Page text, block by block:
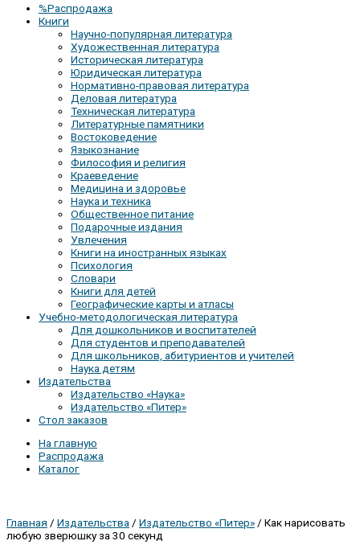
%Распродажа
Книги
Научно-популярная литература
Художественная литература
Историческая литература
Юридическая литература
Нормативно-правовая литература
Деловая литература
Техническая литература
Литературные памятники
Востоковедение
Языкознание
Философия и религия
Краеведение
Медицина и здоровье
Наука и техника
Общественное питание
Подарочные издания
Увлечения
Книги на иностранных языках
Психология
Словари
Книги для детей
Географические карты и атласы
Учебно-методологическая литература
Для дошкольников и воспитателей
Для студентов и преподавателей
Для школьников, абитуриентов и учителей
Наука детям
Издательства
Издательство «Наука»
Издательство «Питер»
Стол заказов
На главную
Распродажа
Каталог
Главная / Издательства / Издательство «Питер» / Как нарисовать
любую зверюшку за 30 секунд